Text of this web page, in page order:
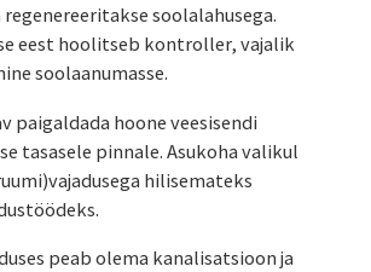
regenereeritakse soolalahusega.
eest hoolitseb kontroller, vajalik
soolaanumasse.
paigaldada hoone veesisendi
tasasele pinnale. Asukoha valikul
hilisemateks
peab olema kanalisatsioon ja